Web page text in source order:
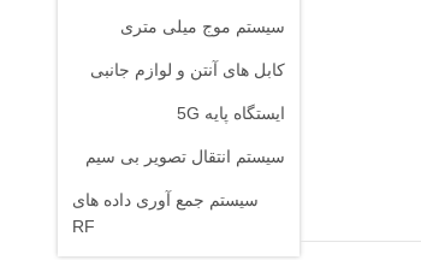
سیستم موج میلی متری
کابل های آنتن و لوازم جانبی
ایستگاه پایه 5G
سیستم انتقال تصویر بی سیم
سیستم جمع آوری داده های
RF